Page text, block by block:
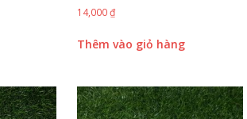
14,000₫
Thêm vào giỏ hàng